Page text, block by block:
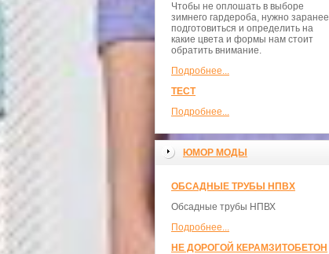
Чтобы не оплошать в выборе
зимнего гардероба, нужно заранее
подготовиться и определить на
какие цвета и формы нам стоит
обратить внимание.
Подробнее...
ТЕСТ
Подробнее...
ЮМОР МОДЫ
ОБСАДНЫЕ ТРУБЫ НПВХ
Обсадные трубы НПВХ
Подробнее...
НЕ ДОРОГОЙ КЕРАМЗИТОБЕТОН